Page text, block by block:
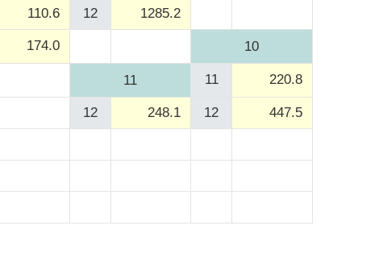
110.6 12 1285.2
174.0 10
11 11 220.8
12 248.1 12 447.5